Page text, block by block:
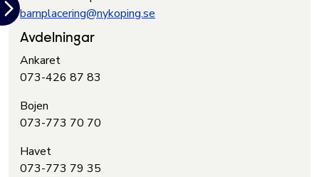
barnplacering@nykoping.se
Avdelningar
Ankaret
073-426 87 83
Bojen
073-773 70 70
Havet
073-773 79 35